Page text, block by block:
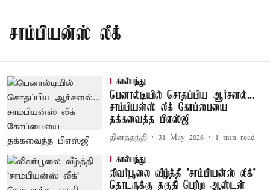
சாம்பியன்ஸ் லீக்
கால்பந்து
பெனால்டியில் சொதப்பிய ஆர்சனல்...
சாம்பியன்ஸ் லீக் கோப்பையை
தக்கவைத்த பிஎஸ்ஜி
தினத்தந்தி 31 May 2026 1 min read
கால்பந்து
லிவர்பூலை வீழ்த்தி 'சாம்பியன்ஸ் லீக்'
தொடருக்கு தகுதி பெற்ற ஆஸ்டன்